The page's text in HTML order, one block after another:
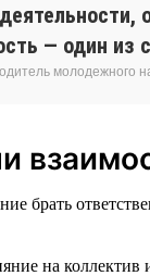
— один из
молодежного
брать
на коллектив